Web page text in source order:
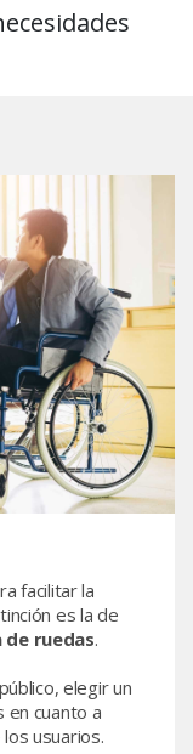
facilitar la
es la de
ruedas.
elegir un
en cuanto a
usuarios.